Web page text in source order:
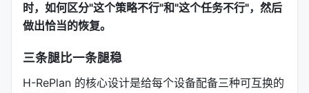
时，如何区分"这个策略不行"和"这个任务不行"，然后
做出恰当的恢复。
三条腿比一条腿稳
H-RePlan 的核心设计是给每个设备配备三种可互换的